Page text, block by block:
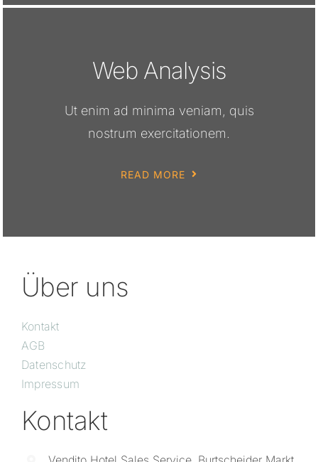
Web Analysis
Ut enim ad minima veniam, quis
nostrum exercitationem.
READ MORE
Über uns
Kontakt
AGB
Datenschutz
Impressum
Kontakt